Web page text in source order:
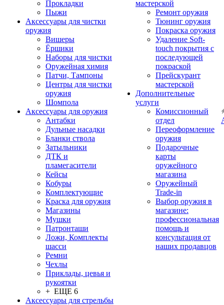
Прокладки
Пыжи
Аксессуары для чистки
оружия
Вишеры
Ёршики
Наборы для чистки
Оружейная химия
Патчи, Тампоны
Центры для чистки
оружия
Шомпола
Аксессуары для оружия
Антабки
Дульные насадки
Бланки ствола
Затыльники
ДТК и
пламегасители
Кейсы
Кобуры
Комплектующие
Краска для оружия
Магазины
Мушки
Патронташи
Ложи, Комплекты
шасси
Ремни
Чехлы
Приклады, цевья и
рукоятки
+ ЕЩЕ 6
Аксессуары для стрельбы
мастерской
Ремонт оружия
Тюнинг оружия
Покраска оружия
Удаление Soft-
touch покрытия с
последующей
покраской
Прейскурант
мастерской
Дополнительные
услуги
Комиссионный
отдел
Переоформление
оружия
Подарочные
карты
оружейного
магазина
Оружейный
Trade-in
Выбор оружия в
магазине:
профессиональная
помощь и
консультация от
наших продавцов